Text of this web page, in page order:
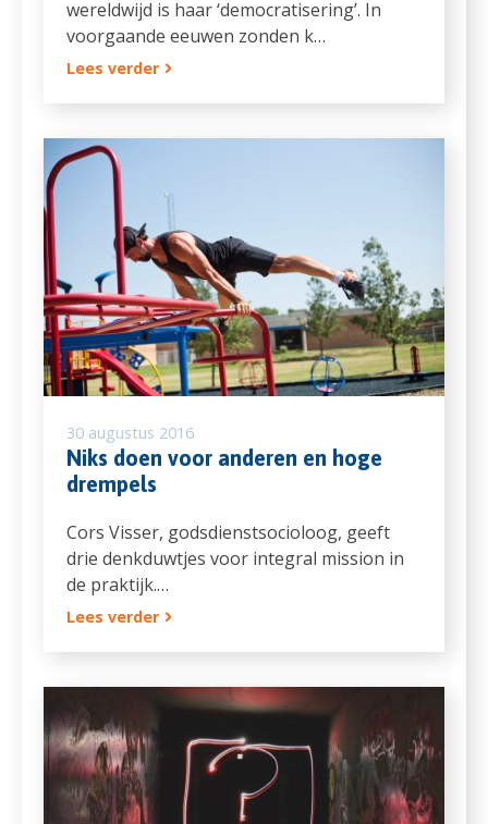
wereldwijd is haar ‘democratisering’. In
voorgaande eeuwen zonden k…
Lees verder
30 augustus 2016
Niks doen voor anderen en hoge
drempels
Cors Visser, godsdienstsocioloog, geeft
drie denkduwtjes voor integral mission in
de praktijk.…
Lees verder